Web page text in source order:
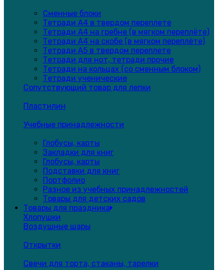
Сменные блоки
Тетради А4 в твердом переплете
Тетради А4 на гребне (в мягком переплёте)
Тетради А4 на скобе (в мягком переплёте)
Тетради А5 в твердом переплете
Тетради для нот, тетради прочие
Тетради на кольцах (со сменным блоком)
Тетради ученические
Сопутствующий товар для лепки
Пластилин
Учебные принадлежности
Глобусы, карты
Закладки для книг
Глобусы, карты
Подставки для книг
Портфолио
Разное из учебных принадлежностей
Товары для детских садов
Товары для праздника
Хлопушки
Воздушные шары
Открытки
Свечи для торта, стаканы, тарелки